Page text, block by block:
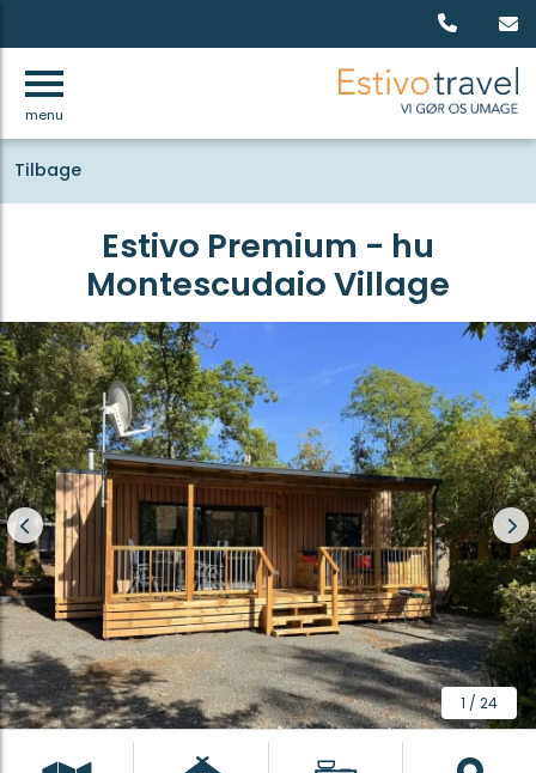
menu
Tilbage
Estivo Premium - hu
Montescudaio Village
1 / 24